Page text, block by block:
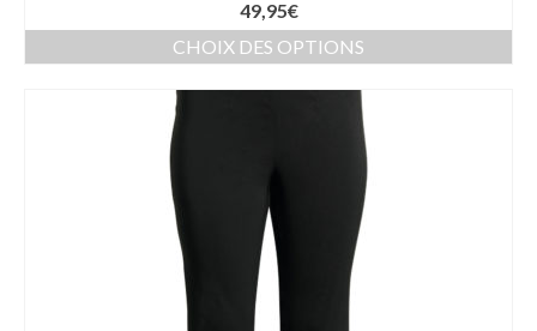
49,95€
CHOIX DES OPTIONS